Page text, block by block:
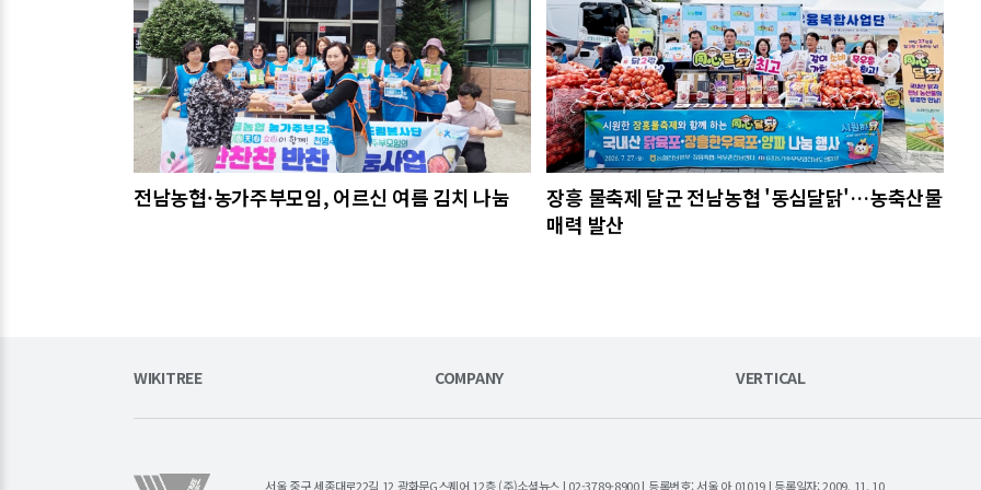
전남농협·농가주부모임, 어르신 여름 김치 나눔
장흥 물축제 달군 전남농협 '동심달닭'…농축산물
매력 발산
WIKITREE COMPANY VERTICAL
서울 중구 세종대로22길 12 광화문G스퀘어 12층 (주)소셜뉴스 | 02-3789-8900 | 등록번호: 서울 아 01019 | 등록일자: 2009. 11. 10